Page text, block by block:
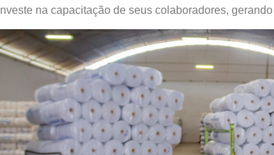
Investe na capacitação de seus colaboradores,